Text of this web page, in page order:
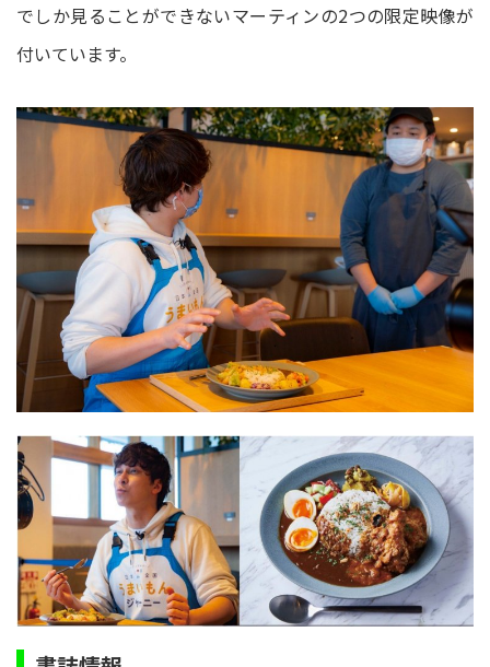
でしか見ることができないマーティンの2つの限定映像が
付いています。​